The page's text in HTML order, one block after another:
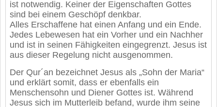
ist notwendig. Keiner der Eigenschaften Gottes
sind bei einem Geschöpf denkbar.
Alles Erschaffene hat einen Anfang und ein Ende.
Jedes Lebewesen hat ein Vorher und ein Nachher
und ist in seinen Fähigkeiten eingegrenzt. Jesus ist
aus dieser Regelung nicht ausgenommen.
Der Qur´an bezeichnet Jesus als „Sohn der Maria“
und erklärt somit, dass er ebenfalls ein
Menschensohn und Diener Gottes ist. Während
Jesus sich im Mutterleib befand, wurde ihm seine